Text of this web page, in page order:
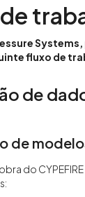
fluxo de
de
de
do